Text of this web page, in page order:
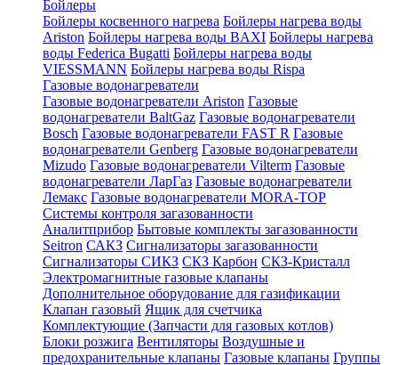
Бойлеры
Бойлеры косвенного нагрева Бойлеры нагрева воды
Ariston Бойлеры нагрева воды BAXI Бойлеры нагрева
воды Federica Bugatti Бойлеры нагрева воды
VIESSMANN Бойлеры нагрева воды Rispa
Газовые водонагреватели
Газовые водонагреватели Ariston Газовые
водонагреватели BaltGaz Газовые водонагреватели
Bosch Газовые водонагреватели FAST R Газовые
водонагреватели Genberg Газовые водонагреватели
Mizudo Газовые водонагреватели Vilterm Газовые
водонагреватели ЛарГаз Газовые водонагреватели
Лемакс Газовые водонагреватели MORA-TOP
Системы контроля загазованности
Аналитприбор Бытовые комплекты загазованности
Seitron САКЗ Сигнализаторы загазованности
Сигнализаторы СИКЗ СКЗ Карбон СКЗ-Кристалл
Электромагнитные газовые клапаны
Дополнительное оборудование для газификации
Клапан газовый Ящик для счетчика
Комплектующие (Запчасти для газовых котлов)
Блоки розжига Вентиляторы Воздушные и
предохранительные клапаны Газовые клапаны Группы